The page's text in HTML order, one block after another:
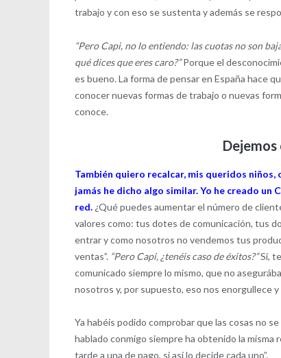
trabajo y con eso se sustenta y además se
“Pero Capi, no lo entiendo: las cuotas no son
qué dices que eres caro?”Porque el
es bueno. La forma de pensar en España hace
conocer nuevas formas de trabajo o nuevas
conoce.
Dejemos
También quiero recalcar, mis queridos niños,
jamás he dicho algo similar. Yo he creado un
red. ¿Qué puedes aumentar el número de
valores como: tus dotes de comunicación, tus
entrar y como nosotros no vendemos tus
ventas”. “Pero Capi, ¿tenéis caso de éxitos?”Sí,
comunicado siempre lo mismo, que no
nosotros y, por supuesto, eso nos enorgullece
Ya habéis podido comprobar que las cosas no
hablado conmigo siempre ha obtenido la
tarde a una de pago, si así lo decide cada uno”.